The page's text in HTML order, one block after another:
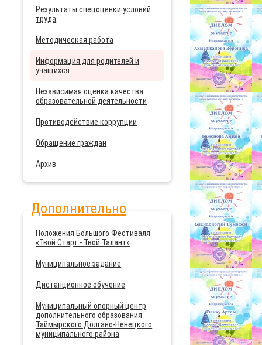
Результаты спецоценки условий
труда
Методическая работа
Информация для родителей и
учащихся
Независимая оценка качества
образовательной деятельности
Противодействие коррупции
Обращение граждан
Архив
Дополнительно
Положения Большого Фестиваля
«Твой Старт - Твой Талант»
Муниципальное задание
Дистанционное обучение
Муниципальный опорный центр
дополнительного образования
Таймырского Долгано-Ненецкого
муниципального района